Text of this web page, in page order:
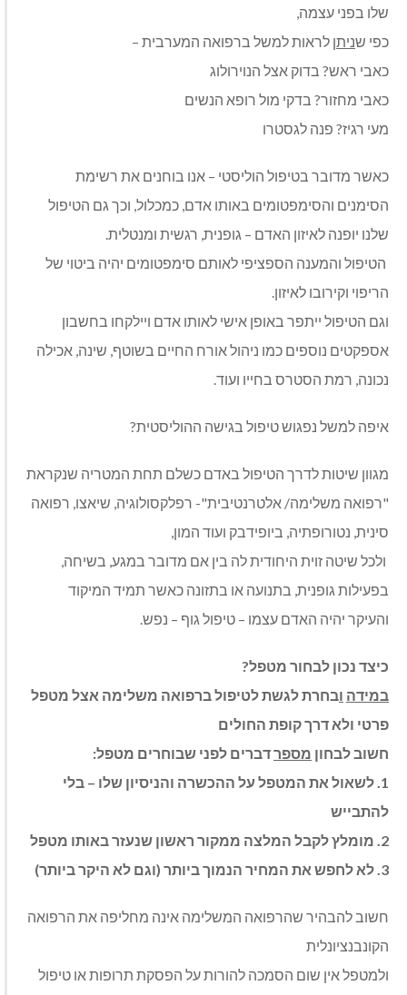
שלו בפני עצמה,
כפי שניתן לראות למשל ברפואה המערבית –
כאבי ראש? בדוק אצל הנוירולוג
כאבי מחזור? בדקי מול רופא הנשים
מעי רגיז? פנה לגסטרו
כאשר מדובר בטיפול הוליסטי – אנו בוחנים את רשימת
הסימנים והסימפטומים באותו אדם, כמכלול, וכך גם הטיפול
שלנו יופנה לאיזון האדם – גופנית, רגשית ומנטלית.
הטיפול והמענה הספציפי לאותם סימפטומים יהיה ביטוי של
הריפוי וקירובו לאיזון.
וגם הטיפול ייתפר באופן אישי לאותו אדם ויילקחו בחשבון
אספקטים נוספים כמו ניהול אורח החיים בשוטף, שינה, אכילה
נכונה, רמת הסטרס בחייו ועוד.
איפה למשל נפגוש טיפול בגישה ההוליסטית?
מגוון שיטות לדרך הטיפול באדם כשלם תחת המטריה שנקראת
"רפואה משלימה/ אלטרנטיבית"- רפלקסולוגיה, שיאצו, רפואה
סינית, נטורופתיה, ביופידבק ועוד המון,
ולכל שיטה זוית היחודית לה בין אם מדובר במגע, בשיחה,
בפעילות גופנית, בתנועה או בתזונה כאשר תמיד המיקוד
והעיקר יהיה האדם עצמו – טיפול גוף – נפש.
כיצד נכון לבחור מטפל?
במידה ובחרתלגשתלטיפולברפואה משלימה אצל מטפל
פרטי ולאדרךקופת החולים
חשובלבחון מספרדברים לפני שבוחרים מטפל:
1. לשאול את המטפל על ההכשרה והניסיון שלו – בלי
להתבייש
2. מומלץלקבל המלצה ממקור ראשון שנעזרבאותו מטפל
3. לאלחפש את המחיר הנמוךביותר (וגם לא היקרביותר)
חשוב להבהיר שהרפואה המשלימה אינה מחליפה את הרפואה
הקונבנציונלית
ולמטפל אין שום הסמכה להורות על הפסקת תרופות או טיפול